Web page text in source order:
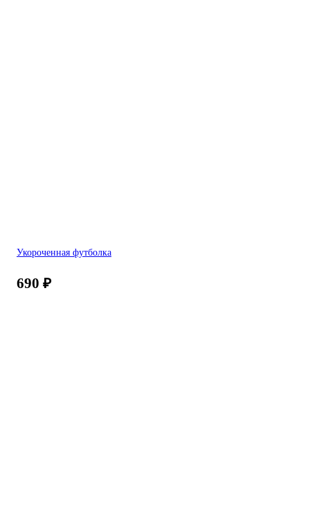
Укороченная футболка
690 ₽